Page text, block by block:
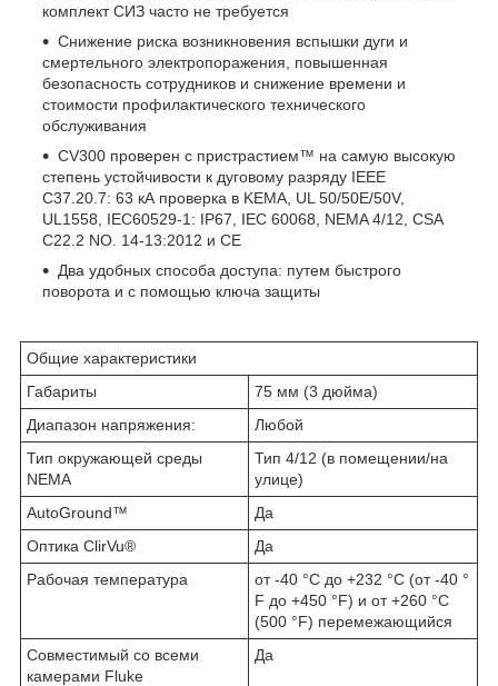
комплект СИЗ часто не требуется
Снижение риска возникновения вспышки дуги и
смертельного электропоражения, повышенная
безопасность сотрудников и снижение времени и
стоимости профилактического технического
обслуживания
CV300 проверен с пристрастием™ на самую высокую
степень устойчивости к дуговому разряду IEEE
C37.20.7: 63 кА проверка в KEMA, UL 50/50E/50V,
UL1558, IEC60529-1: IP67, IEC 60068, NEMA 4/12, CSA
C22.2 NO. 14-13:2012 и CE
Два удобных способа доступа: путем быстрого
поворота и с помощью ключа защиты
Общие характеристики
Габариты
75 мм (3 дюйма)
Диапазон напряжения:
Любой
Тип окружающей среды
NEMA
Тип 4/12 (в помещении/на
улице)
AutoGround™
Да
Оптика ClirVu®
Да
Рабочая температура
от -40 °C до +232 °C (от -40 °
F до +450 °F) и от +260 °C
(500 °F) перемежающийся
Совместимый со всеми
камерами Fluke
Да